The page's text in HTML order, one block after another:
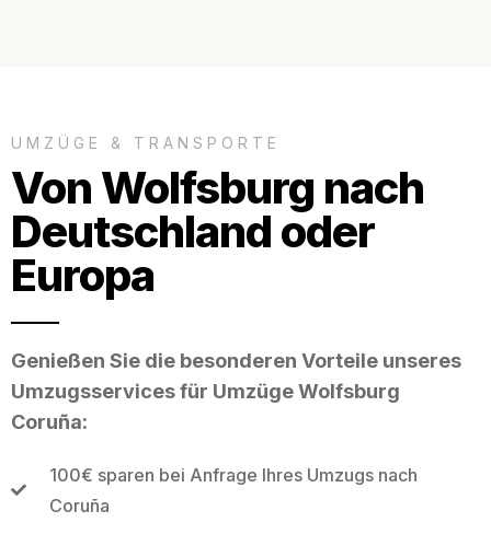
UMZÜGE & TRANSPORTE
Von Wolfsburg nach
Deutschland oder
Europa
Genießen Sie die besonderen Vorteile unseres
Umzugsservices für Umzüge Wolfsburg
Coruña:
100€ sparen bei Anfrage Ihres Umzugs nach
Coruña